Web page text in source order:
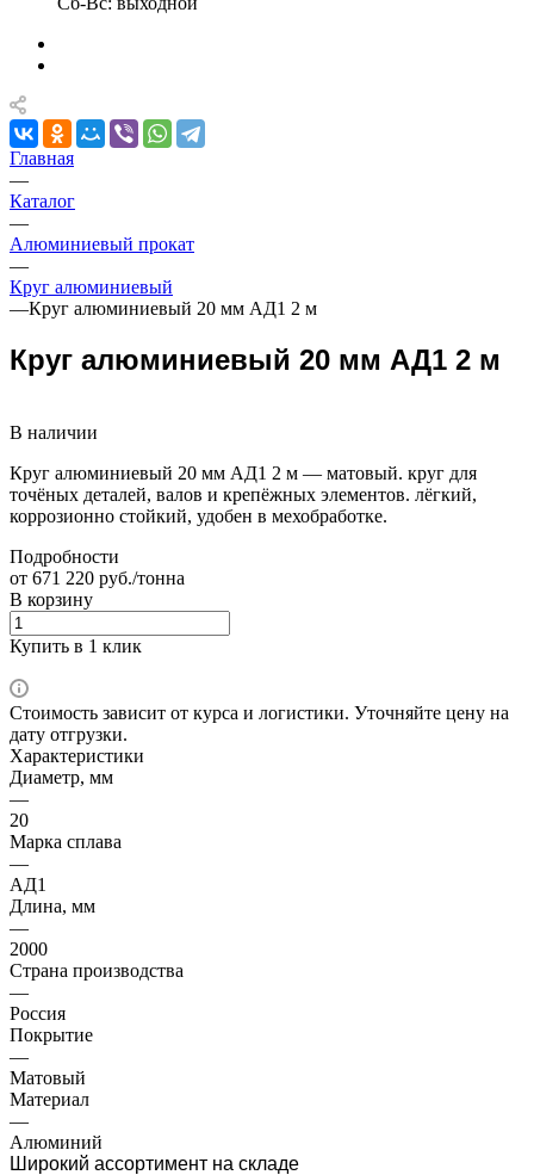
Главная
—
Каталог
—
Алюминиевый прокат
—
Круг алюминиевый
—Круг алюминиевый 20 мм АД1 2 м
Круг алюминиевый 20 мм АД1 2 м
В наличии
Круг алюминиевый 20 мм АД1 2 м — матовый. круг для
точёных деталей, валов и крепёжных элементов. лёгкий,
коррозионно стойкий, удобен в мехобработке.
Подробности
от 671 220 руб./тонна
В корзину
Купить в 1 клик
Стоимость зависит от курса и логистики. Уточняйте цену на
дату отгрузки.
Характеристики
Диаметр, мм
—
20
Марка сплава
—
АД1
Длина, мм
—
2000
Страна производства
—
Россия
Покрытие
—
Матовый
Материал
—
Алюминий
Широкий ассортимент на складе